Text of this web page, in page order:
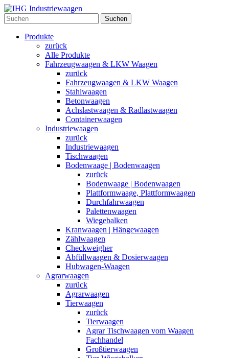
Suchen
Produkte
zurück
Alle Produkte
Fahrzeugwaagen & LKW Waagen
zurück
Fahrzeugwaagen & LKW Waagen
Stahlwaagen
Betonwaagen
Achslastwaagen & Radlastwaagen
Containerwaagen
Industriewaagen
zurück
Industriewaagen
Tischwaagen
Bodenwaage | Bodenwaagen
zurück
Bodenwaage | Bodenwaagen
Plattformwaage, Plattformwaagen
Durchfahrwaagen
Palettenwaagen
Wiegebalken
Kranwaagen | Hängewaagen
Zählwaagen
Checkweigher
Abfüllwaagen & Dosierwaagen
Hubwagen-Waagen
Agrarwaagen
zurück
Agrarwaagen
Tierwaagen
zurück
Tierwaagen
Agrar Tischwaagen vom Waagen
Fachhandel
Großtierwaagen